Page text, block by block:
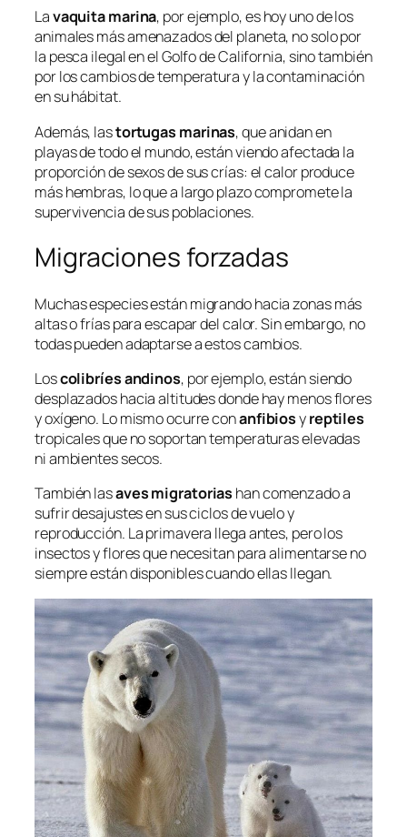
Lavaquita marina, por ejemplo, es hoy uno de los
animales más amenazados del planeta, no solo por
la pesca ilegal en el Golfo de California, sino también
por los cambios de temperatura y la contaminación
en su hábitat.
Además, lastortugas marinas, que anidan en
playas de todo el mundo, están viendo afectada la
proporción de sexos de sus crías: el calor produce
más hembras, lo que a largo plazo compromete la
supervivencia de sus poblaciones.
Migraciones forzadas
Muchas especies están migrando hacia zonas más
altas o frías para escapar del calor. Sin embargo, no
todas pueden adaptarse a estos cambios.
Loscolibríes andinos, por ejemplo, están siendo
desplazados hacia altitudes donde hay menos flores
y oxígeno. Lo mismo ocurre conanfibiosyreptiles
tropicales que no soportan temperaturas elevadas
ni ambientes secos.
También lasaves migratorias han comenzado a
sufrir desajustes en sus ciclos de vuelo y
reproducción. La primavera llega antes, pero los
insectos y flores que necesitan para alimentarse no
siempre están disponibles cuando ellas llegan.